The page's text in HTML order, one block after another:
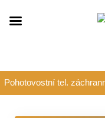
Pohotovostní tel.